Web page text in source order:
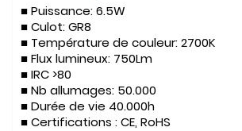
■ Puissance:6.5W
■ Culot:GR8
■ Température de couleur:2700K
■ Flux lumineux: 750Lm
■IRC >80
■ Nb allumages: 50.000
■ Durée de vie 40.000h
■ Certifications :CE, RoHS